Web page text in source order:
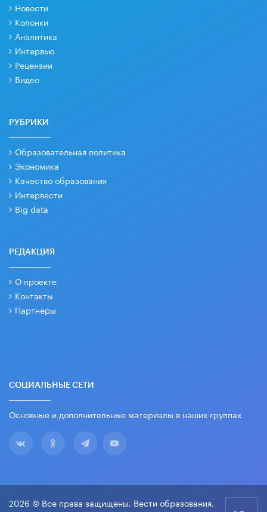
Новости
Колонки
Аналитика
Интервью
Рецензии
Видео
РУБРИКИ
Образовательная политика
Экономика
Качество образования
Интервести
Big data
РЕДАКЦИЯ
О проекте
Контакты
Партнеры
СОЦИАЛЬНЫЕ СЕТИ
Основные и дополнительные материалы в наших группах
2026 © Все права защищены. Вести образования.